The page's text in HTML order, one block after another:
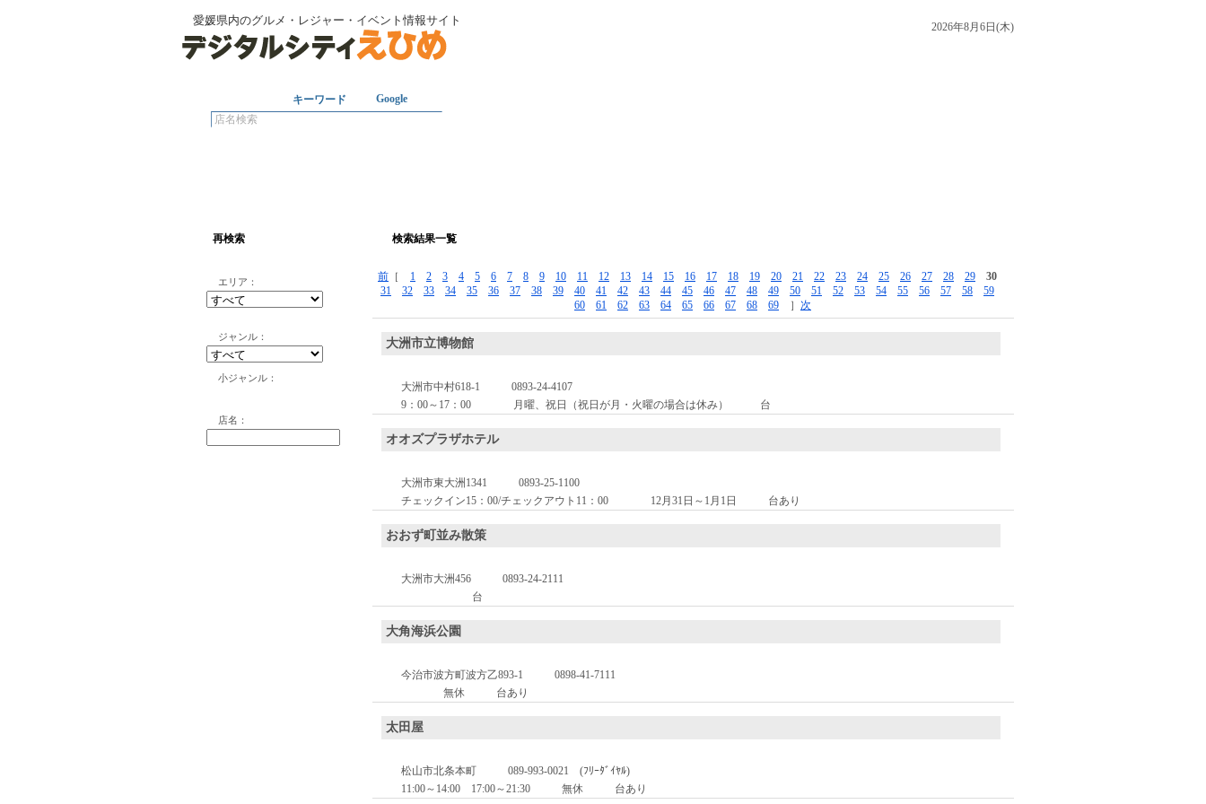
愛媛県内のグルメ・レジャー・イベント情報サイト 2026年8月6日(木)
キーワード Google
再検索
エリア：
ジャンル：
小ジャンル：
店名：
検索結果一覧
前 ［ 1 2 3 4 5 6 7 8 9 10 11 12 13 14 15 16 17 18 19 20 21 22 23 24 25 26 27 28 29
30
31
32 33 34 35 36 37 38 39 40 41 42 43 44 45 46 47 48 49 50 51 52 53 54 55 56 57 58
59
60
61 62 63 64 65 66 67 68 69 ］ 次
大洲市立博物館
大洲市中村618-1
0893-24-4107
9：00～17：00
月曜、祝日（祝日が月・火曜の場合は休み） 台
オオズプラザホテル
大洲市東大洲1341
0893-25-1100
チェックイン15：00/チェックアウト11：00
12月31日～1月1日 台あり
おおず町並み散策
大洲市大洲456
0893-24-2111
台
大角海浜公園
今治市波方町波方乙893-1
0898-41-7111
無休
台あり
太田屋
松山市北条本町
089-993-0021 (ﾌﾘｰﾀﾞｲﾔﾙ)
11:00～14:00 17:00～21:30
無休 台あり